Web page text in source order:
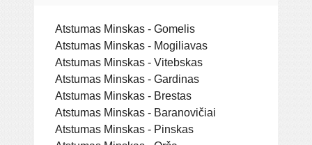
Atstumas Minskas - Gomelis
Atstumas Minskas - Mogiliavas
Atstumas Minskas - Vitebskas
Atstumas Minskas - Gardinas
Atstumas Minskas - Brestas
Atstumas Minskas - Baranovičiai
Atstumas Minskas - Pinskas